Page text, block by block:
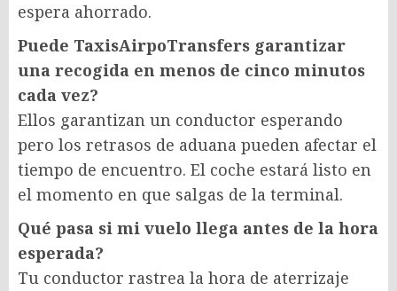
espera ahorrado.
Puede TaxisAirpoTransfers garantizar
una recogida en menos de cinco minutos
cada vez?
Ellos garantizan un conductor esperando
pero los retrasos de aduana pueden afectar el
tiempo de encuentro. El coche estará listo en
el momento en que salgas de la terminal.
Qué pasa si mi vuelo llega antes de la hora
esperada?
Tu conductor rastrea la hora de aterrizaje